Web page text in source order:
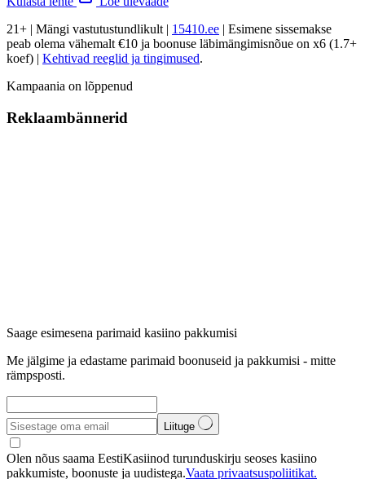
21+ | Mängi vastutustundlikult | 15410.ee | Esimene sissemakse
peab olema vähemalt €10 ja boonuse läbimängimisnõue on x6 (1.7+
koef) | Kehtivad reeglid ja tingimused.
Kampaania on lõppenud
Reklaambännerid
Saage esimesena parimaid kasiino pakkumisi
Me jälgime ja edastame parimaid boonuseid ja pakkumisi - mitte
rämpsposti.
Liituge
Olen nõus saama EestiKasiinod turunduskirju seoses kasiino
pakkumiste, boonuste ja uudistega.Vaata privaatsuspoliitikat.